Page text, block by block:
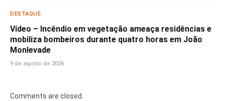
DESTAQUE
Vídeo – Incêndio em vegetação ameaça residências e
mobiliza bombeiros durante quatro horas em João
Monlevade
9 de agosto de 2026
Comments are closed.